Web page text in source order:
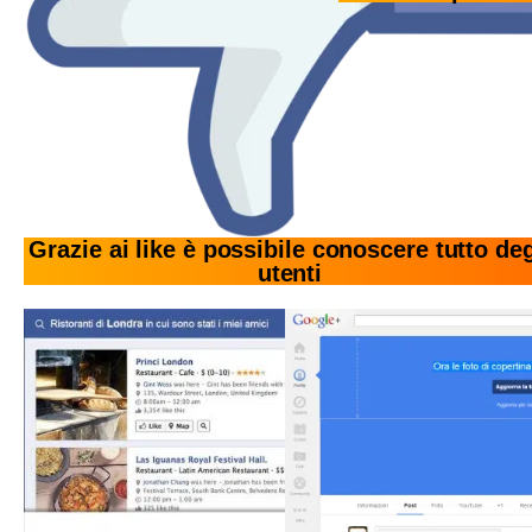
Grazie ai like è possibile conoscere tutto
utenti